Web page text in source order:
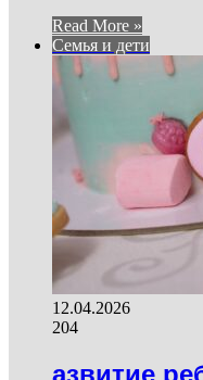
Read More »
Семья и дети
12.04.2026
204
азвитие